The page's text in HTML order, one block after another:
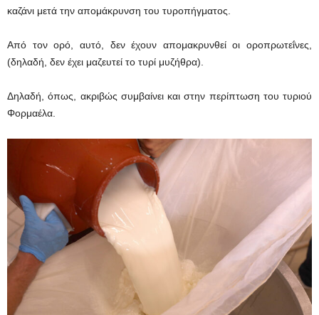
καζάνι μετά την απομάκρυνση του τυροπήγματος.
Από τον ορό, αυτό, δεν έχουν απομακρυνθεί οι οροπρωτεΐνες,
(δηλαδή, δεν έχει μαζευτεί το τυρί μυζήθρα).
Δηλαδή, όπως, ακριβώς συμβαίνει και στην περίπτωση του τυριού
Φορμαέλα.